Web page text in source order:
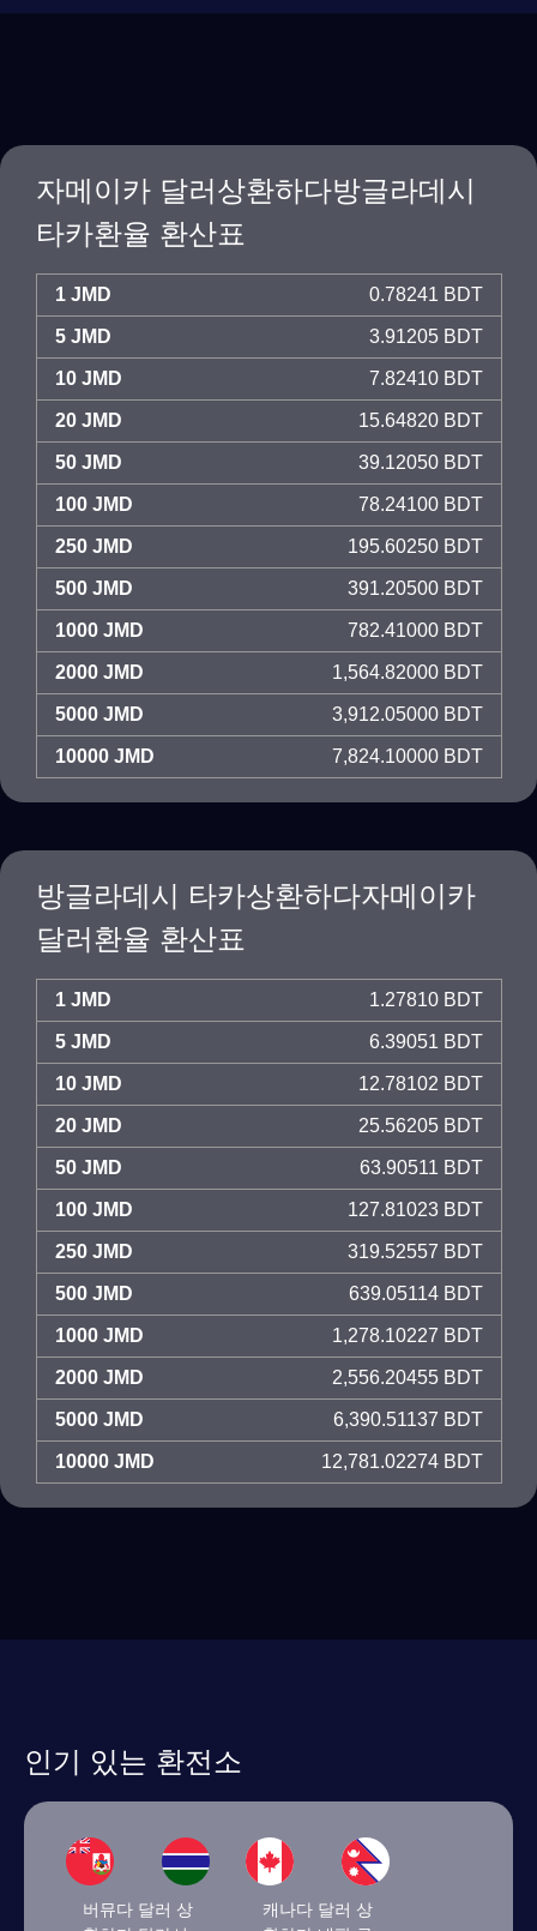
자메이카 달러상환하다방글라데시
타카환율 환산표
1 JMD 0.78241 BDT
5 JMD 3.91205 BDT
10 JMD 7.82410 BDT
20 JMD 15.64820 BDT
50 JMD 39.12050 BDT
100 JMD 78.24100 BDT
250 JMD 195.60250 BDT
500 JMD 391.20500 BDT
1000 JMD 782.41000 BDT
2000 JMD 1,564.82000 BDT
5000 JMD 3,912.05000 BDT
10000 JMD 7,824.10000 BDT
방글라데시 타카상환하다자메이카
달러환율 환산표
1 JMD 1.27810 BDT
5 JMD 6.39051 BDT
10 JMD 12.78102 BDT
20 JMD 25.56205 BDT
50 JMD 63.90511 BDT
100 JMD 127.81023 BDT
250 JMD 319.52557 BDT
500 JMD 639.05114 BDT
1000 JMD 1,278.10227 BDT
2000 JMD 2,556.20455 BDT
5000 JMD 6,390.51137 BDT
10000 JMD 12,781.02274 BDT
인기 있는 환전소
버뮤다 달러 상
캐나다 달러 상